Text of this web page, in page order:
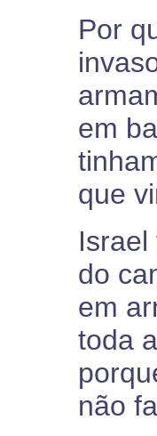
Por
em
que
do
em
toda
não